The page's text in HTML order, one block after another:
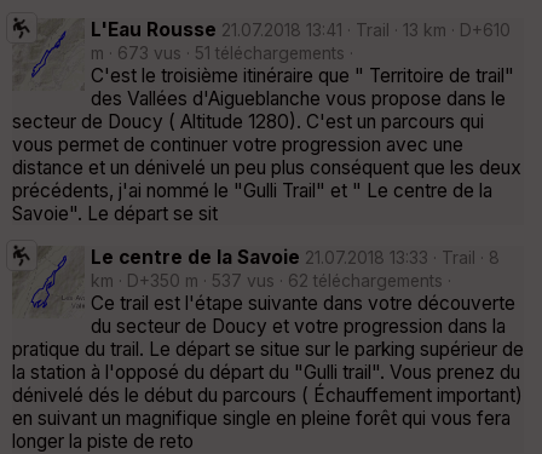
L'Eau Rousse 21.07.2018 13:41 · Trail · 13 km · D+610
m · 673 vus · 51 téléchargements ·
C'est le troisième itinéraire que " Territoire de trail"
des Vallées d'Aigueblanche vous propose dans le
secteur de Doucy ( Altitude 1280). C'est un parcours qui
vous permet de continuer votre progression avec une
distance et un dénivelé un peu plus conséquent que les deux
précédents, j'ai nommé le "Gulli Trail" et " Le centre de la
Savoie". Le départ se sit
Le centre de la Savoie 21.07.2018 13:33 · Trail · 8
km · D+350 m · 537 vus · 62 téléchargements ·
Ce trail est l'étape suivante dans votre découverte
du secteur de Doucy et votre progression dans la
pratique du trail. Le départ se situe sur le parking supérieur de
la station à l'opposé du départ du "Gulli trail". Vous prenez du
dénivelé dés le début du parcours ( Échauffement important)
en suivant un magnifique single en pleine forêt qui vous fera
longer la piste de reto